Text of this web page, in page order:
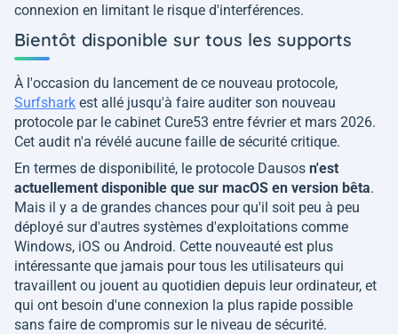
connexion en limitant le risque d'interférences.
Bientôt disponible sur tous les supports
À l'occasion du lancement de ce nouveau protocole,
Surfshark est allé jusqu'à faire auditer son nouveau
protocole par le cabinet Cure53 entre février et mars 2026.
Cet audit n'a révélé aucune faille de sécurité critique.
En termes de disponibilité, le protocole Dausos n'est
actuellement disponible que sur macOS en version bêta.
Mais il y a de grandes chances pour qu'il soit peu à peu
déployé sur d'autres systèmes d'exploitations comme
Windows, iOS ou Android. Cette nouveauté est plus
intéressante que jamais pour tous les utilisateurs qui
travaillent ou jouent au quotidien depuis leur ordinateur, et
qui ont besoin d'une connexion la plus rapide possible
sans faire de compromis sur le niveau de sécurité.